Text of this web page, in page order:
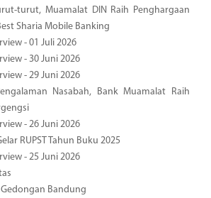
turut, Muamalat DIN Raih Penghargaan
Sharia Mobile Banking
- 01 Juli 2026
- 30 Juni 2026
- 29 Juni 2026
Nasabah, Bank Muamalat Raih
- 26 Juni 2026
RUPST Tahun Buku 2025
- 25 Juni 2026
Bandung